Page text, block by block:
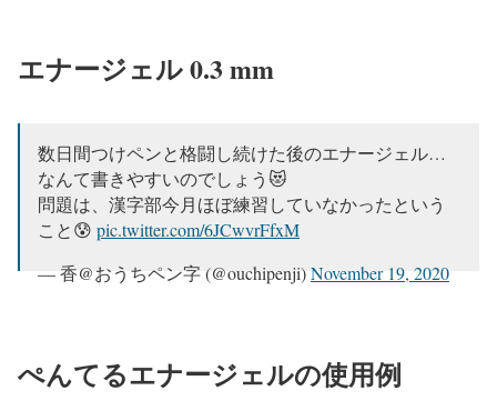
エナージェル 0.3 mm
数日間つけペンと格闘し続けた後のエナージェル…
なんて書きやすいのでしょう😻
問題は、漢字部今月ほぼ練習していなかったという
こと😰 pic.twitter.com/6JCwvrFfxM
— 香@おうちペン字 (@ouchipenji)November 19, 2020
ぺんてるエナージェルの使用例